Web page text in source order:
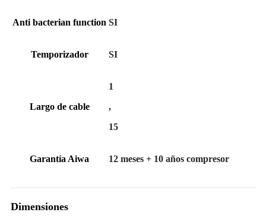
Anti bacterian function SI
Temporizador SI
Largo de cable
1
,
15
Garantía Aiwa 12 meses + 10 años compresor
Dimensiones